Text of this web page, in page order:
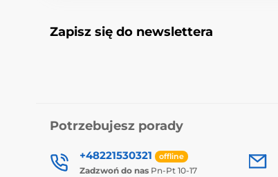
Zapisz się do newslettera
Potrzebujesz porady
+48221530321 offline
Zadzwoń do nas Pn-Pt 10-17